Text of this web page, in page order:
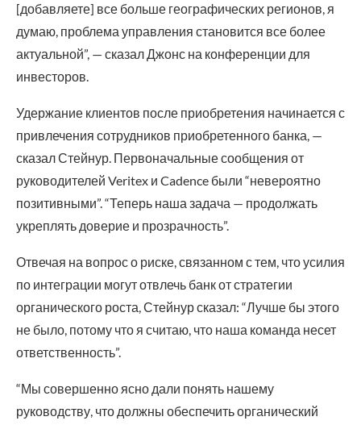
[добавляете] все больше географических регионов, я
думаю, проблема управления становится все более
актуальной”, — сказал Джонс на конференции для
инвесторов.
Удержание клиентов после приобретения начинается с
привлечения сотрудников приобретенного банка, —
сказал Стейнур. Первоначальные сообщения от
руководителей Veritex и Cadence были “невероятно
позитивными”. “Теперь наша задача — продолжать
укреплять доверие и прозрачность”.
Отвечая на вопрос о риске, связанном с тем, что усилия
по интеграции могут отвлечь банк от стратегии
органического роста, Стейнур сказал: “Лучше бы этого
не было, потому что я считаю, что наша команда несет
ответственность”.
“Мы совершенно ясно дали понять нашему
руководству, что должны обеспечить органический